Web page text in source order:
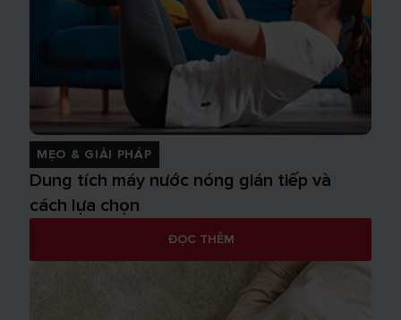
MẸO & GIẢI PHÁP
Dung tích máy nước nóng gián tiếp và
cách lựa chọn
ĐỌC THÊM